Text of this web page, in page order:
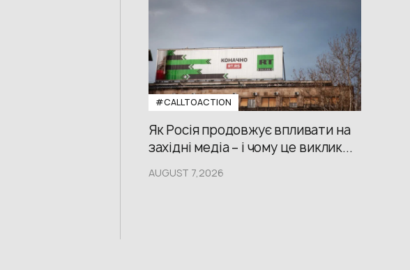
#CALLTOACTION
Як Росія продовжує впливати на
західні медіа – і чому це виклик...
AUGUST 7,2026